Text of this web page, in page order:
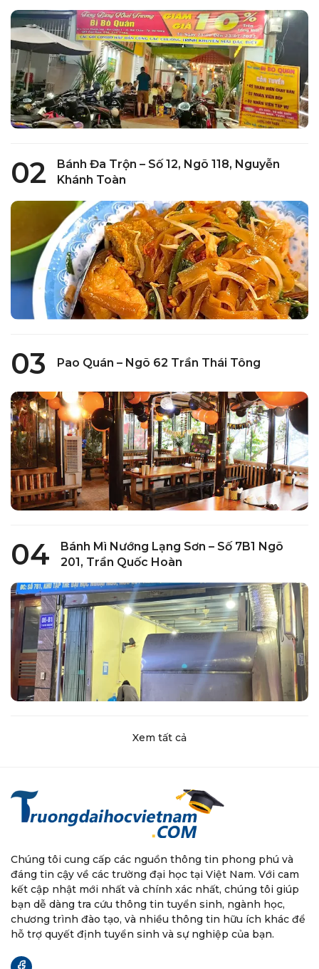
để chấm sốt me là thấy ngon đỉnh rồi. Cuộn sốt bơ
thì dễ ăn, tráng nướng topping đầy đặn nhưng đế
bánh chưa ngon, tráng trộn thì sợi còn cứng mà có da
heo giòn ăn kèm là điểm cộng. Nên gọi nước là các
loại trà trái cây cơ bản, chứ như sữa tươi trân châu
đường đen thì nhạt thếch. Ngoài bánh tráng phục vụ
tại quán thì có cả loại đem về, giá khá sinh viên. Chỗ
ngồi nhỏ, đến muộn quán hay đông khách và dễ bị
Anh Anh
Quán chill lắm, đồ lên nhanh, ngon, sạch sẽ. Khu bếp
và bàn ăn riêng nên không ám mùi nấu ăn. Nước có
hơi đắt xíu nhưng mà vẫn ổn
Tu anh Nguyen
nhớ vắt thêm quất). Lên món chậm, quán hơi nhỏ,
nhân viên ngoan nhưng đồ lên chậm thiệt sự. ⏰ từ
đãi 20k.
Lan Anh Nguyễn
Quán có khá nhiều đồ khác nhau tuy nhiên lên đồ
hơi chậm. Chỗ ngồi tầng 1 khá chill. Mình gọi bánh
tráng cuộn bơ và bánh tráng trộn da heo ăn hơi cứng,
Các b nhân viên niềm nở thân thiện và nhiệt tình
02
Bánh Đa Trộn – Số 12, Ngõ 118, Nguyễn
Khánh Toàn
03 Pao Quán – Ngõ 62 Trần Thái Tông
04
Bánh Mì Nướng Lạng Sơn – Số 7B1 Ngõ
201, Trần Quốc Hoàn
Xem tất cả
Chúng tôi cung cấp các nguồn thông tin phong phú và
đáng tin cậy về các trường đại học tại Việt Nam. Với cam
kết cập nhật mới nhất và chính xác nhất, chúng tôi giúp
bạn dễ dàng tra cứu thông tin tuyển sinh, ngành học,
chương trình đào tạo, và nhiều thông tin hữu ích khác để
hỗ trợ quyết định tuyển sinh và sự nghiệp của bạn.